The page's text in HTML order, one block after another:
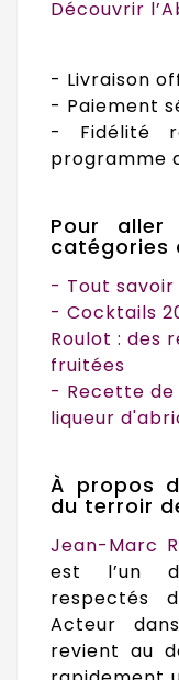
Découvrir
- Livraison
- Paiement
- Fidélité
programme
Pour
catégories
- Tout
- Cocktails
Roulot : des
fruitées
- Recette
liqueur
À propos
du terroir
Jean-Marc
est l’un
respectés
Acteur
revient au